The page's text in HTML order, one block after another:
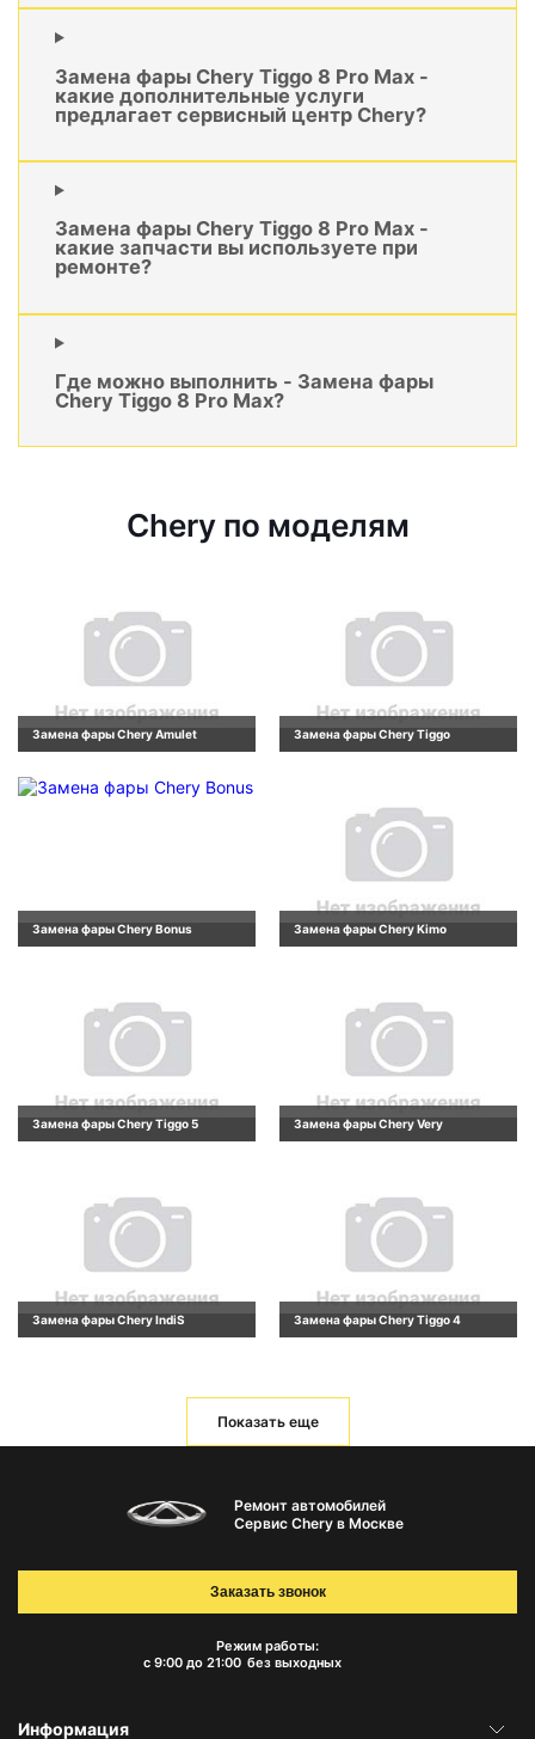
Замена фары Chery Tiggo 8 Pro Max -
какие дополнительные услуги
предлагает сервисный центр Chery?
Замена фары Chery Tiggo 8 Pro Max -
какие запчасти вы используете при
ремонте?
Где можно выполнить - Замена фары
Chery Tiggo 8 Pro Max?
Chery по моделям
Замена фары Chery Amulet Замена фары Chery Tiggo
Замена фары Chery Bonus Замена фары Chery Kimo
Замена фары Chery Tiggo 5 Замена фары Chery Very
Замена фары Chery IndiS Замена фары Chery Tiggo 4
Показать еще
Ремонт автомобилей
Сервис Chery в Москве
Режим работы:
с 9:00 до 21:00 без выходных
Заказать звонок
Информация